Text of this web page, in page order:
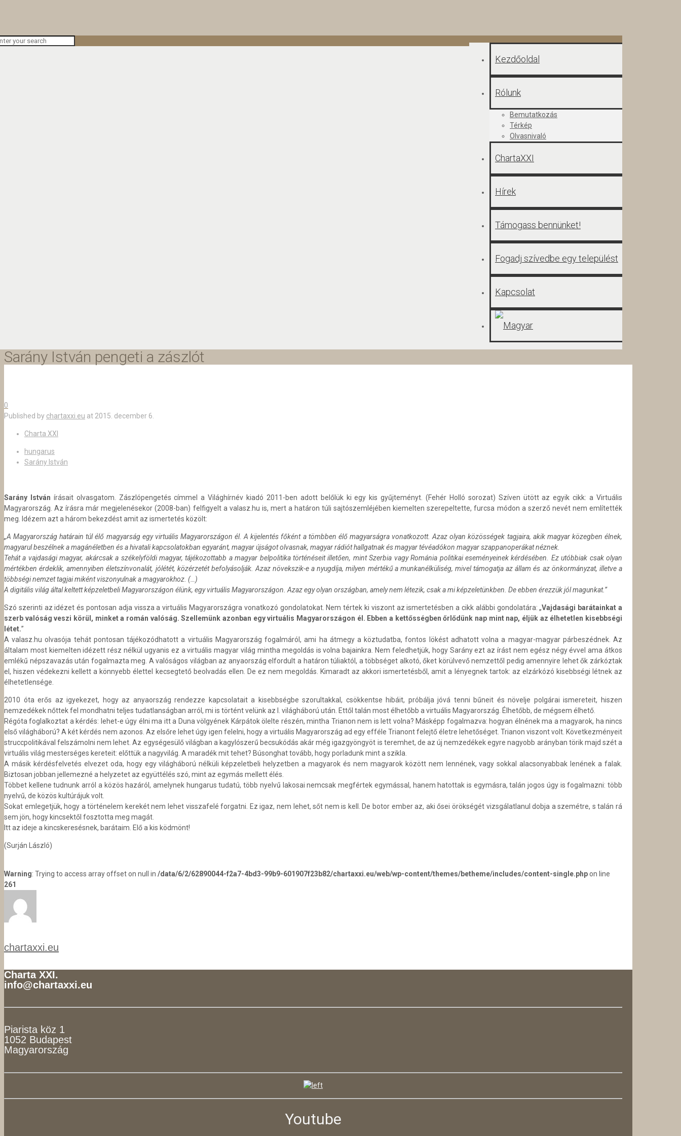
Kezdőoldal
Rólunk
Bemutatkozás
Térkép
Olvasnivaló
ChartaXXI
Hírek
Támogass bennünket!
Fogadj szívedbe egy települést
Kapcsolat
Sarány István pengeti a zászlót
0
Published by chartaxxi.eu at 2015. december 6.
Charta XXI
hungarus
Sarány István
Sarány István írásait olvasgatom. Zászlópengetés címmel a Világhírnév kiadó 2011-ben adott belőlük ki egy kis gyűjteményt. (Fehér Holló sorozat) Szíven ütött az egyik cikk: a Virtuális
Magyarország. Az írásramár megjelenésekor (2008-ban) felfigyelt a valasz.hu is, mert a határon túli sajtószemléjében kiemelten szerepeltette, furcsa módon a szerző nevét nem említették
meg. Idézem azt a három bekezdést amit az ismertetés közölt:
„A Magyarország határain túl élő magyarság egy virtuális Magyarországon él. A kijelentés főként a tömbben élő magyarságra vonatkozott. Azaz olyan közösségek tagjaira, akik magyar közegben élnek,
magyarul beszélnek a magánéletben és a hivatali kapcsolatokban egyaránt, magyar újságot olvasnak, magyar rádiót hallgatnak és magyar tévéadókon magyar szappanoperákat néznek.
Tehát a vajdasági magyar, akárcsak a székelyföldi magyar, tájékozottabb a magyar belpolitika történéseit illetően, mint Szerbia vagy Románia politikai eseményeinek kérdésében. Ez utóbbiak csak olyan
mértékben érdeklik, amennyiben életszínvonalát, jólétét, közérzetét befolyásolják. Azaz növekszik-e a nyugdíja, milyen mértékű a munkanélküliség, mivel támogatja az állam és az önkormányzat, illetve a
többségi nemzet tagjai miként viszonyulnak a magyarokhoz. (…)
A digitális világ által keltett képzeletbeli Magyarországon élünk, egy virtuális Magyarországon. Azaz egy olyan országban, amely nem létezik, csak a mi képzeletünkben. De ebben érezzük jól magunkat.”
Szó szerinti az idézet és pontosan adja vissza a virtuális Magyarországra vonatkozó gondolatokat. Nem tértek ki viszont az ismertetésben a cikk alábbi gondolatára: „Vajdasági barátainkat a
szerb valóság veszi körül, minket a román valóság. Szellemünk azonban egy virtuális Magyarországon él. Ebben a kettősségben őrlődünk nap mint nap, éljük az élhetetlen kisebbségi
létet.”
A valasz.hu olvasója tehát pontosan tájékozódhatott a virtuális Magyarország fogalmáról, ami ha átmegy a köztudatba, fontos lökést adhatott volna a magyar-magyar párbeszédnek. Az
általam most kiemelten idézett rész nélkül ugyanis ez a virtuális magyar világ mintha megoldás is volna bajainkra. Nem feledhetjük, hogy Sarány ezt az írást nem egész négy évvel ama átkos
emlékű népszavazás után fogalmazta meg. A valóságos világban az anyaország elfordult a határon túliaktól, a többséget alkotó, őket körülvevő nemzettől pedig amennyire lehet ők zárkóztak
el, hiszen védekezni kellett a könnyebb élettel kecsegtető beolvadás ellen. De ez nem megoldás. Kimaradt az akkori ismertetésből, amit a lényegnek tartok: az elzárkózó kisebbségi létnek az
élhetetlensége.
2010 óta erős az igyekezet, hogy az anyaország rendezze kapcsolatait a kisebbségbe szorultakkal, csökkentse hibáit, próbálja jóvá tenni bűneit és növelje polgárai ismereteit, hiszen
nemzedékek nőttek fel mondhatni teljes tudatlanságban arról, mi is történt velünk az I. világháború után. Ettől talán most élhetőbb a virtuális Magyarország. Élhetőbb, de mégsem élhető.
Régóta foglalkoztat a kérdés: lehet-e úgy élni ma itt a Duna völgyének Kárpátok ölelte részén, mintha Trianon nem is lett volna? Másképp fogalmazva: hogyan élnének ma a magyarok, ha nincs
első világháború? A két kérdés nem azonos. Az elsőre lehet úgy igen felelni, hogy a virtuális Magyarország ad egy efféle Trianont felejtő életre lehetőséget. Trianon viszont volt. Következményeit
struccpolitikával felszámolni nem lehet. Az egységesülő világban a kagylószerű becsukódás akár még igazgyöngyöt is teremhet, de az új nemzedékek egyre nagyobb arányban törik majd szét a
virtuális világ mesterséges kereteit: előttük a nagyvilág. A maradék mit tehet? Búsonghat tovább, hogy porladunk mint a szikla.
A másik kérdésfelvetés elvezet oda, hogy egy világháború nélküli képzeletbeli helyzetben a magyarok és nem magyarok között nem lennének, vagy sokkal alacsonyabbak lenének a falak.
Biztosan jobban jellemezné a helyzetet az együttélés szó, mint az egymás mellett élés.
Többet kellene tudnunk arról a közös hazáról, amelynek hungarus tudatú, több nyelvű lakosai nemcsak megfértek egymással, hanem hatottak is egymásra, talán jogos úgy is fogalmazni: több
nyelvű, de közös kultúrájuk volt.
Sokat emlegetjük, hogy a történelem kerekét nem lehet visszafelé forgatni. Ez igaz, nem lehet, sőt nem is kell. De botor ember az, aki ősei örökségét vizsgálatlanul dobja a szemétre, s talán rá
sem jön, hogy kincsektől fosztotta meg magát.
Itt az ideje a kincskeresésnek, barátaim. Elő a kis ködmönt!
(Surján László)
Warning: Trying to access array offset on null in /data/6/2/62890044-f2a7-4bd3-99b9-601907f23b82/chartaxxi.eu/web/wp-content/themes/betheme/includes/content-single.phpon line
261
chartaxxi.eu
Charta XXI.
info@chartaxxi.eu
Piarista köz 1
1052 Budapest
Magyarország
Youtube